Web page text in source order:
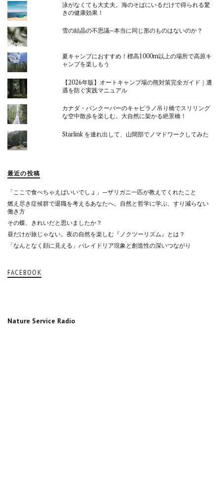
泳がなくても大丈夫。海のそばにいるだけで得られる驚
きの健康効果！
雪の結晶の不思議─本当に同じ形のものはないのか？
夏キャンプにおすすめ！標高1000m以上の場所で高原キ
ャンプを楽しもう
【2026年版】オートキャンプ場の熊対策完全ガイド｜遭
遇を防ぐ実践マニュアル
カナダ・バンクーバーのキャピラノ吊り橋でスリリング
な空中散歩を楽しむ。大自然に架かる絶景橋！
Starlink を連れ出して、山間部でノマドワークしてみた
最近の投稿
「ここで食べちゃえばいいでしょ」—ザリガニ一匹が教えてくれたこと
燃え尽き症候群で退職を考えるあなたへ。自然と哲学に学ぶ、すり減らない
働き方
その蝶、きれいだと思いましたか？
昼だけが旅じゃない。夜の自然を楽しむ『ノクツーリズム』とは？
「なんとなく顔に見える」パレイドリア現象と創造性の深いつながり
FACEBOOK
Nature Service Radio